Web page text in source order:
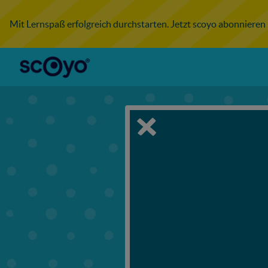
Mit Lernspaß erfolgreich durchstarten. Jetzt scoyo